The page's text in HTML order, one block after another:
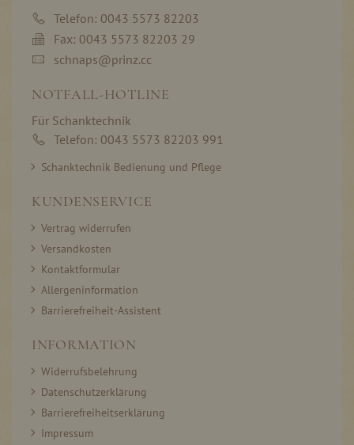
Telefon: 0043 5573 82203
Fax: 0043 5573 82203 29
schnaps@prinz.cc
NOTFALL-HOTLINE
Für Schanktechnik
Telefon: 0043 5573 82203 991
Schanktechnik Bedienung und Pflege
KUNDENSERVICE
Vertrag widerrufen
Versandkosten
Kontaktformular
Allergeninformation
Barrierefreiheit-Assistent
INFORMATION
Widerrufsbelehrung
Datenschutzerklärung
Barrierefreiheitserklärung
Impressum